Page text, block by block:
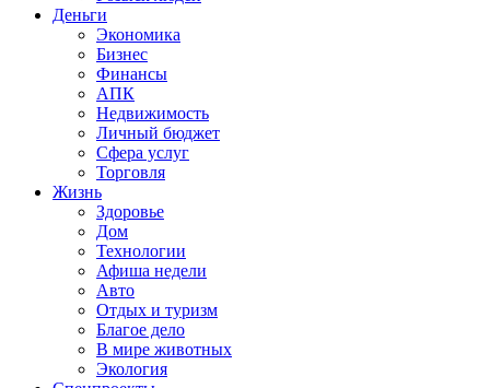
Деньги
Экономика
Бизнес
Финансы
АПК
Недвижимость
Личный бюджет
Сфера услуг
Торговля
Жизнь
Здоровье
Дом
Технологии
Афиша недели
Авто
Отдых и туризм
Благое дело
В мире животных
Экология